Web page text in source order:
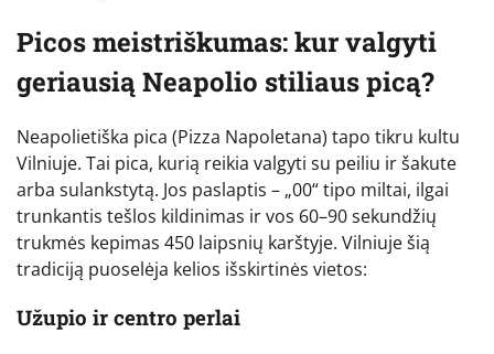
Picos meistriškumas: kur valgyti
geriausią Neapolio stiliaus picą?
Neapolietiška pica (Pizza Napoletana) tapo tikru kultu
Vilniuje. Tai pica, kurią reikia valgyti su peiliu ir šakute
arba sulankstytą. Jos paslaptis – „00“ tipo miltai, ilgai
trunkantis tešlos kildinimas ir vos 60–90 sekundžių
trukmės kepimas 450 laipsnių karštyje. Vilniuje šią
tradiciją puoselėja kelios išskirtinės vietos:
Užupio ir centro perlai